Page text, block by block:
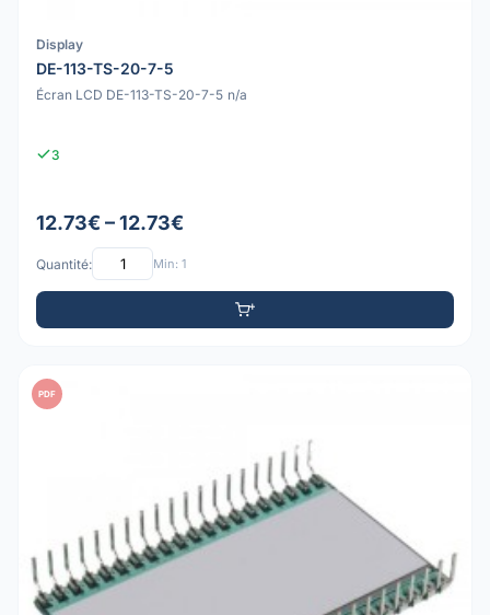
Display
DE-113-TS-20-7-5
Écran LCD DE-113-TS-20-7-5 n/a
3
12.73€ – 12.73€
Quantité: Min: 1
PDF